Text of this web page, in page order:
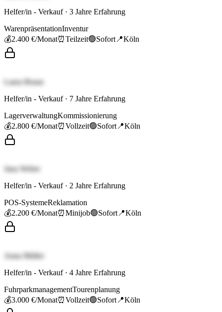
Helfer/in - Verkauf· 3 Jahre Erfahrung
WarenpräsentationInventur
💰2.400 €/Monat⏰Teilzeit🟢Sofort 📍Köln
Laura Braun
Helfer/in - Verkauf· 7 Jahre Erfahrung
LagerverwaltungKommissionierung
💰2.800 €/Monat⏰Vollzeit🟢Sofort 📍Köln
Jana Weber
Helfer/in - Verkauf· 2 Jahre Erfahrung
POS-SystemeReklamation
💰2.200 €/Monat⏰Minijob🟢Sofort 📍Köln
Anna Müller
Helfer/in - Verkauf· 4 Jahre Erfahrung
FuhrparkmanagementTourenplanung
💰3.000 €/Monat⏰Vollzeit🟢Sofort 📍Köln